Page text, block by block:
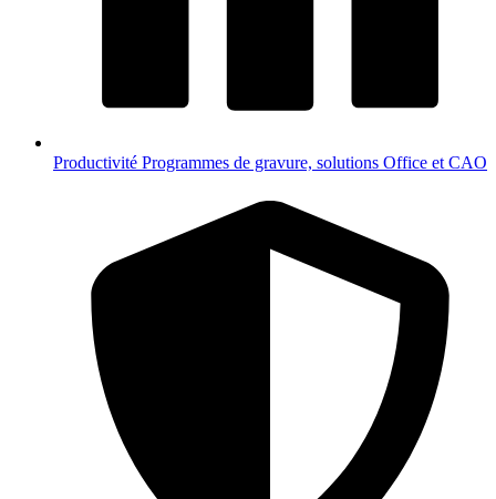
Productivité Programmes de gravure, solutions Office et CAO